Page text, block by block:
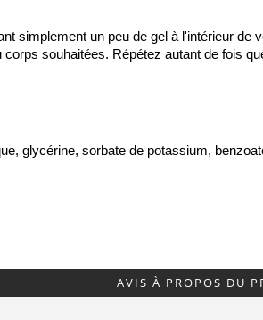
simplement un peu de gel à l'intérieur
souhaitées. Répétez autant de fois
glycérine, sorbate de potassium,
AVIS À PROPOS DU